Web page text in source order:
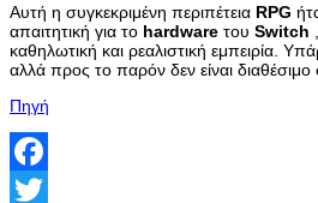
Αυτή η συγκεκριμένη περιπέτεια RPG
απαιτητική για το hardware του Switch
καθηλωτική και ρεαλιστική εμπειρία.
αλλά προς το παρόν δεν είναι
Πηγή
Facebook